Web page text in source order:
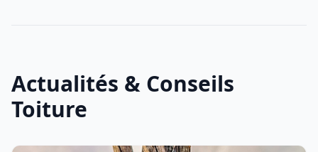
Actualités & Conseils
Toiture